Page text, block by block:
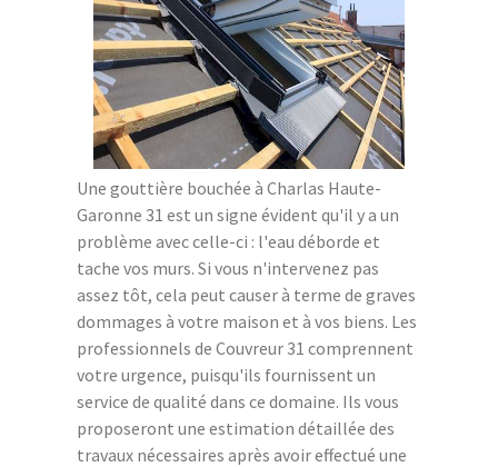
Une gouttière bouchée à Charlas Haute-
Garonne 31 est un signe évident qu'il y a un
problème avec celle-ci : l'eau déborde et
tache vos murs. Si vous n'intervenez pas
assez tôt, cela peut causer à terme de graves
dommages à votre maison et à vos biens. Les
professionnels de Couvreur 31 comprennent
votre urgence, puisqu'ils fournissent un
service de qualité dans ce domaine. Ils vous
proposeront une estimation détaillée des
travaux nécessaires après avoir effectué une